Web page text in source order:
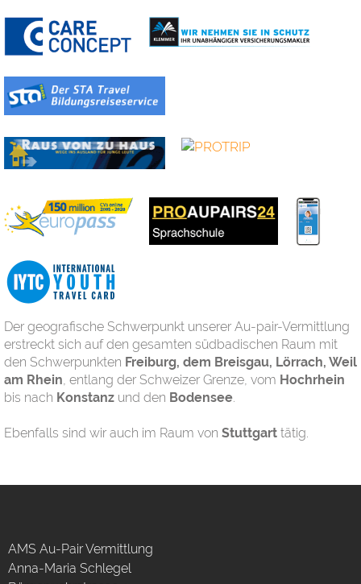
Der geografische Schwerpunkt unserer Au-pair-Vermittlung
erstreckt sich auf den gesamten südbadischen Raum mit
den Schwerpunkten Freiburg, dem Breisgau, Lörrach, Weil
am Rhein, entlang der Schweizer Grenze, vom Hochrhein
bis nach Konstanz und den Bodensee.
Ebenfalls sind wir auch im Raum von Stuttgart tätig.
AMS Au-Pair Vermittlung
Anna-Maria Schlegel